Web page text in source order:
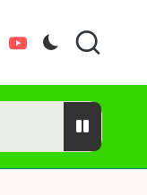
youtube.com